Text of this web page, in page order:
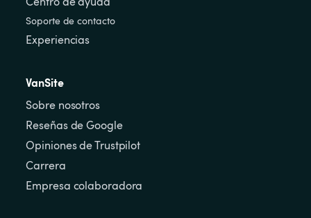
Soporte de contacto
Experiencias
VanSite
Sobre nosotros
Reseñas de Google
Opiniones de Trustpilot
Carrera
Empresa colaboradora